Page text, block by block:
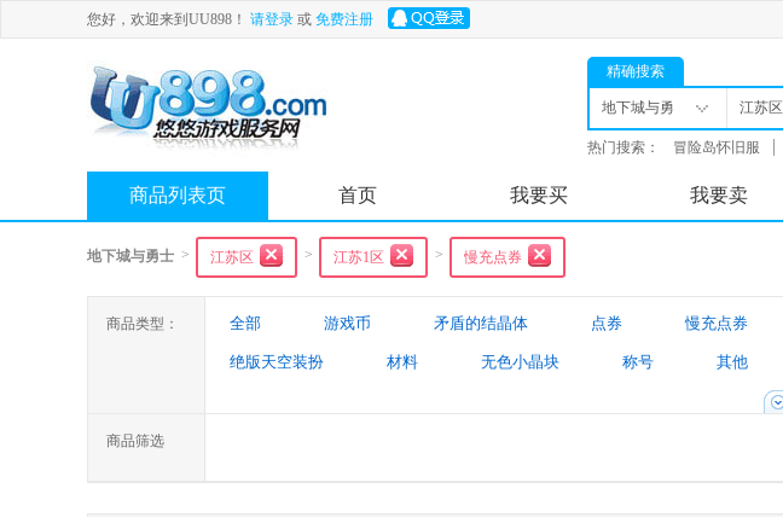
您好，欢迎来到UU898！ 请登录 或 免费注册
精确搜索
地下城与勇
士
江苏区
热门搜索： 冒险岛怀旧服
商品列表页 首页 我要买 我要卖
地下城与勇士 > 江苏区 > 江苏1区 > 慢充点券
商品类型： 全部 游戏币 矛盾的结晶体 点券 慢充点券
绝版天空装扮 材料 无色小晶块 称号 其他
商品筛选